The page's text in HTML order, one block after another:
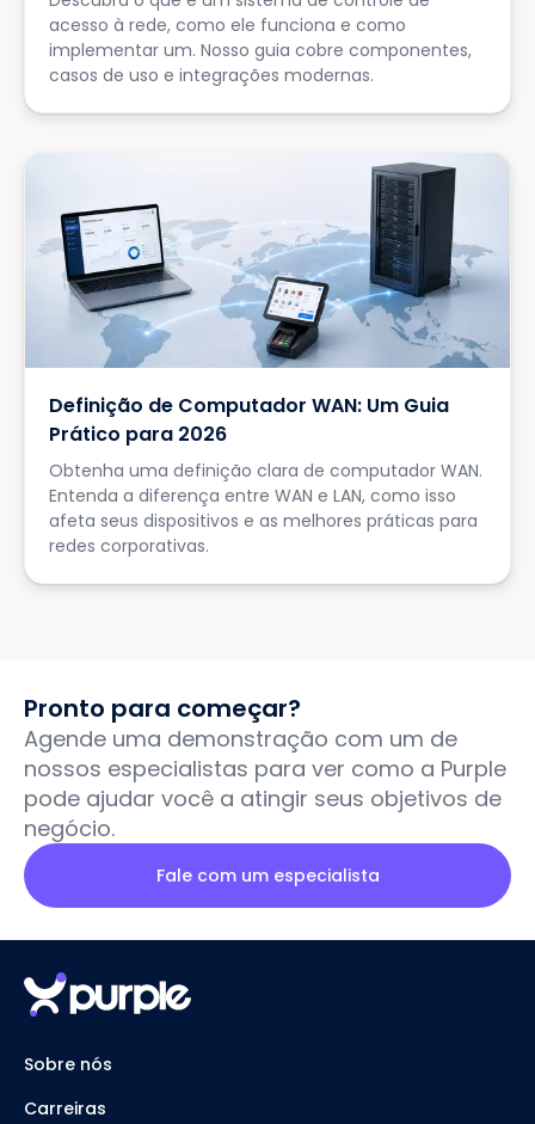
acesso à rede, como ele funciona e como
implementar um. Nosso guia cobre componentes,
casos de uso e integrações modernas.
Definição de Computador WAN: Um Guia
Prático para 2026
Obtenha uma definição clara de computador WAN.
Entenda a diferença entre WAN e LAN, como isso
afeta seus dispositivos e as melhores práticas para
redes corporativas.
Pronto para começar?
Agende uma demonstração com um de
nossos especialistas para ver como a Purple
pode ajudar você a atingir seus objetivos de
negócio.
Fale com um especialista
Sobre nós
Carreiras